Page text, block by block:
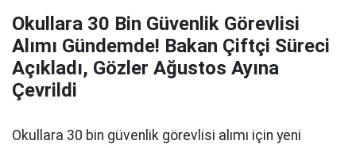
Okullara 30 Bin Güvenlik Görevlisi
Alımı Gündemde! Bakan Çiftçi Süreci
Açıkladı, Gözler Ağustos Ayına
Çevrildi
Okullara 30 bin güvenlik görevlisi alımı için yeni